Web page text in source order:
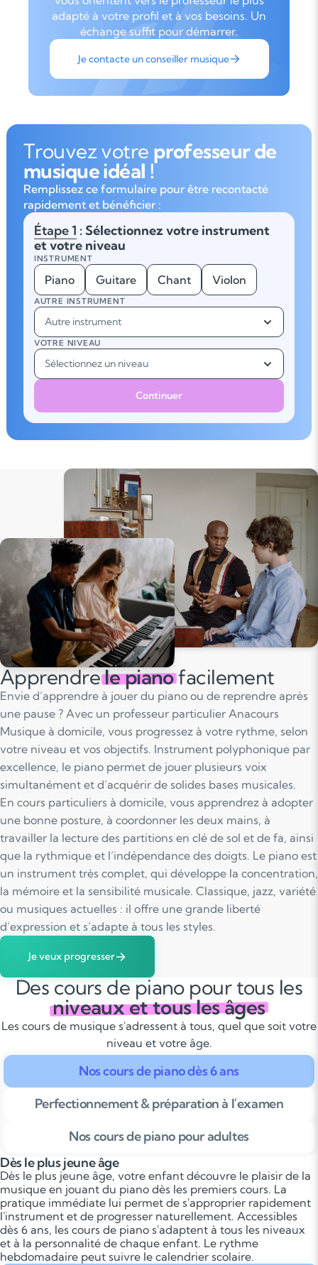
adapté à votre profil et à vos besoins. Un
échange suffit pour démarrer.
Je contacte un conseiller musique
Trouvez votre professeur de
musique idéal !
Remplissez ce formulaire pour être recontacté
rapidement et bénéficier :
Étape 1 : Sélectionnez votre instrument
et votre niveau
INSTRUMENT
Piano Guitare Chant Violon
AUTRE INSTRUMENT
Autre instrument
VOTRE NIVEAU
Sélectionnez un niveau
Continuer
Apprendrele pianofacilement
Envie d’apprendre à jouer du piano ou de reprendre après
une pause ? Avec un professeur particulier Anacours
Musique à domicile, vous progressez à votre rythme, selon
votre niveau et vos objectifs. Instrument polyphonique par
excellence, le piano permet de jouer plusieurs voix
simultanément et d’acquérir de solides bases musicales.
En cours particuliers à domicile, vous apprendrez à adopter
une bonne posture, à coordonner les deux mains, à
travailler la lecture des partitions en clé de sol et de fa, ainsi
que la rythmique et l’indépendance des doigts. Le piano est
un instrument très complet, qui développe la concentration,
la mémoire et la sensibilité musicale. Classique, jazz, variété
ou musiques actuelles : il offre une grande liberté
d’expression et s’adapte à tous les styles.
Je veux progresser
Des cours de piano pour tous les
niveaux et tous les âges
Les cours de musique s'adressent à tous, quel que soit votre
niveau et votre âge.
Nos cours de piano dès 6 ans
Perfectionnement & préparation à l'examen
Nos cours de piano pour adultes
Dès le plus jeune âge
Dès le plus jeune âge, votre enfant découvre le plaisir de la
musique en jouant du piano dès les premiers cours. La
pratique immédiate lui permet de s'approprier rapidement
l'instrument et de progresser naturellement. Accessibles
dès 6 ans, les cours de piano s'adaptent à tous les niveaux
et à la personnalité de chaque enfant. Le rythme
hebdomadaire peut suivre le calendrier scolaire.